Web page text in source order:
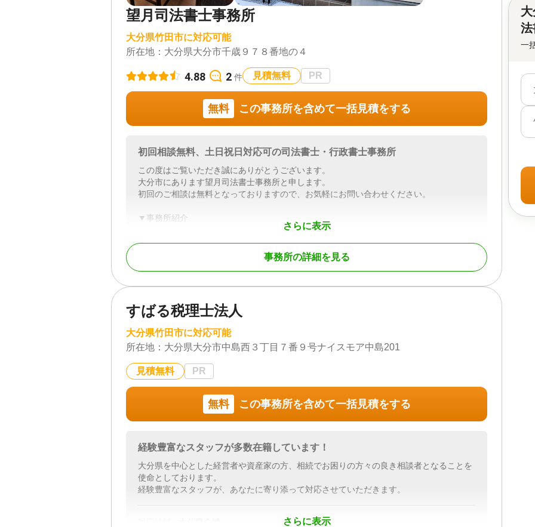
望月司法書士事務所
大分県竹田市に対応可能
所在地： 大分県大分市千歳９７８番地の４
4.88 2 件 見積無料 PR
無料 この事務所を含めて一括見積をする
さらに表示
初回相談無料、土日祝日対応可の司法書士・行政書士事務所
この度はご覧いただき誠にありがとうございます。
大分市にあります望月司法書士事務所と申します。
初回のご相談は無料となっておりますので、お気軽にお問い合わせください。
▼事務所紹介
大分市内の開業１７年目の司法書士です。
お客様一人ひとりのニーズに細やかに対応し、分かりやすい言葉で丁寧な説明を心がけ
ています。お客様の立場に立って、最善の解決策を提案することで、安心と信頼を提供い
サービスを提供しています。法律の専門家として、常に学び続ける姿勢で、お客様の財産
と家族の未来を全力でサポートいたします。
1 専門家（国家資格者）による相談
経験豊富な専門家（国家資格者）が専任担当として、業務完了まで丁寧にサポートいたし
ます。無資格者での相談対応は行っておりません。
2 相続・遺言・以外のご相談も可能です。
相続・遺言以外でも会社設立、役員変更、売買、贈与、成年後見、債務整理等のご相談も
可能です。お客様に最適な解決策をご提案いたします。
3 豊富な相談実績・ノウハウ
4 土日祝祭や夜間の相談、出張相談も可能
お仕事などでお忙しい方でも、安心してご相談頂けます。 また、ご自宅などお客様が希望
事務所の詳細を見る
すばる税理士法人
大分県竹田市に対応可能
所在地： 大分県大分市中島西３丁目７番９号ナイスモア中島201
見積無料 PR
無料 この事務所を含めて一括見積をする
さらに表示
経験豊富なスタッフが多数在籍しています！
大分県を中心とした経営者や資産家の方、相続でお困りの方々の良き相談者となることを
使命としております。
経験豊富なスタッフが、あなたに寄り添って対応させていただきます。
法
一